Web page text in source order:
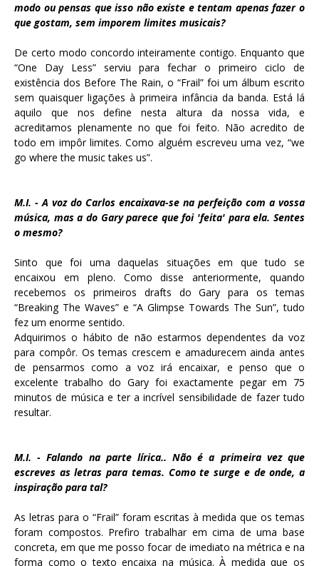
modo ou pensas que isso não existe e tentam apenas fazer o
que gostam, sem imporem limites musicais?
De certo modo concordo inteiramente contigo. Enquanto que
“One Day Less” serviu para fechar o primeiro ciclo de
existência dos Before The Rain, o “Frail” foi um álbum escrito
sem quaisquer ligações à primeira infância da banda. Está lá
aquilo que nos define nesta altura da nossa vida, e
acreditamos plenamente no que foi feito. Não acredito de
todo em impôr limites. Como alguém escreveu uma vez, “we
go where the music takes us”.
M.I. - A voz do Carlos encaixava-se na perfeição com a vossa
música, mas a do Gary parece que foi 'feita' para ela. Sentes
o mesmo?
Sinto que foi uma daquelas situações em que tudo se
encaixou em pleno. Como disse anteriormente, quando
recebemos os primeiros drafts do Gary para os temas
“Breaking The Waves” e “A Glimpse Towards The Sun”, tudo
fez um enorme sentido.
Adquirimos o hábito de não estarmos dependentes da voz
para compôr. Os temas crescem e amadurecem ainda antes
de pensarmos como a voz irá encaixar, e penso que o
excelente trabalho do Gary foi exactamente pegar em 75
minutos de música e ter a incrível sensibilidade de fazer tudo
resultar.
M.I. - Falando na parte lírica.. Não é a primeira vez que
escreves as letras para temas. Como te surge e de onde, a
inspiração para tal?
As letras para o “Frail” foram escritas à medida que os temas
foram compostos. Prefiro trabalhar em cima de uma base
concreta, em que me posso focar de imediato na métrica e na
forma como o texto encaixa na música. À medida que os